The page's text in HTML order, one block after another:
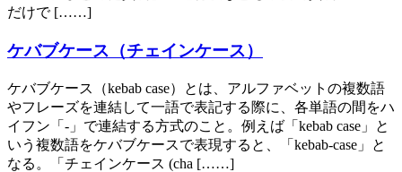
だけで [……]
ケバブケース（チェインケース）
ケバブケース（kebab case）とは、アルファベットの複数語
やフレーズを連結して一語で表記する際に、各単語の間をハ
イフン「-」で連結する方式のこと。例えば「kebab case」と
いう複数語をケバブケースで表現すると、「kebab-case」と
なる。「チェインケース (cha [……]